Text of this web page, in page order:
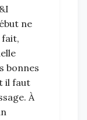
ne
fait,
bonnes
il faut
À